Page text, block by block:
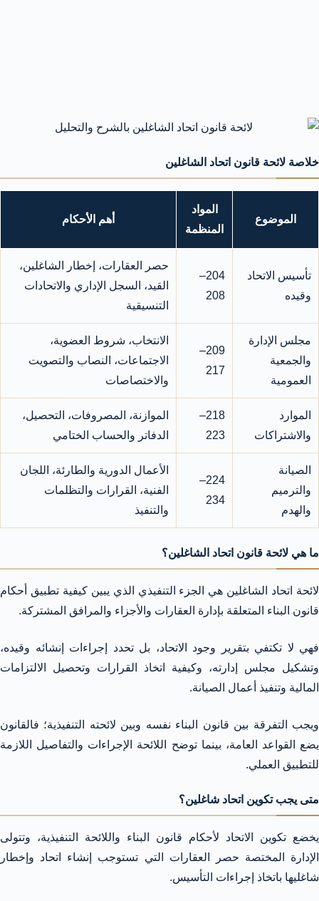
خلاصة لائحة قانون اتحاد الشاغلين
الموضوع
المواد
المنظمة
أهم الأحكام
تأسيس الاتحاد
وقيده
204–
208
حصر العقارات، إخطار الشاغلين،
القيد، السجل الإداري والاتحادات
التنسيقية
مجلس الإدارة
والجمعية
العمومية
209–
217
الانتخاب، شروط العضوية،
الاجتماعات، النصاب والتصويت
والاختصاصات
الموارد
والاشتراكات
218–
223
الموازنة، المصروفات، التحصيل،
الدفاتر والحساب الختامي
الصيانة
والترميم
والهدم
224–
234
الأعمال الدورية والطارئة، اللجان
الفنية، القرارات والتظلمات
والتنفيذ
ما هي لائحة قانون اتحاد الشاغلين؟
لائحة اتحاد الشاغلين هي الجزء التنفيذي الذي يبين كيفية تطبيق أحكام
قانون البناء المتعلقة بإدارة العقارات والأجزاء والمرافق المشتركة.
فهي لا تكتفي بتقرير وجود الاتحاد، بل تحدد إجراءات إنشائه وقيده،
وتشكيل مجلس إدارته، وكيفية اتخاذ القرارات وتحصيل الالتزامات
المالية وتنفيذ أعمال الصيانة.
ويجب التفرقة بين قانون البناء نفسه وبين لائحته التنفيذية؛ فالقانون
يضع القواعد العامة، بينما توضح اللائحة الإجراءات والتفاصيل اللازمة
للتطبيق العملي.
متى يجب تكوين اتحاد شاغلين؟
يخضع تكوين الاتحاد لأحكام قانون البناء واللائحة التنفيذية، وتتولى
الإدارة المختصة حصر العقارات التي تستوجب إنشاء اتحاد وإخطار
شاغليها باتخاذ إجراءات التأسيس.